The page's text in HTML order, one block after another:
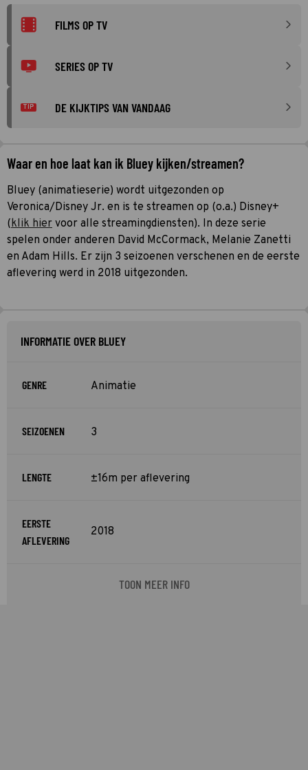
FILMS OP TV
SERIES OP TV
TIP DE KIJKTIPS VAN VANDAAG
Waar en hoe laat kan ik Bluey kijken/streamen?
Bluey (animatieserie) wordt uitgezonden op
Veronica/Disney Jr. en is te streamen op (o.a.) Disney+
(klik hier voor alle streamingdiensten). In deze serie
spelen onder anderen David McCormack, Melanie Zanetti
en Adam Hills. Er zijn 3 seizoenen verschenen en de eerste
aflevering werd in 2018 uitgezonden.
INFORMATIE OVER BLUEY
GENRE Animatie
SEIZOENEN 3
LENGTE ±16m per aflevering
EERSTE
AFLEVERING
2018
TOON MEER INFO